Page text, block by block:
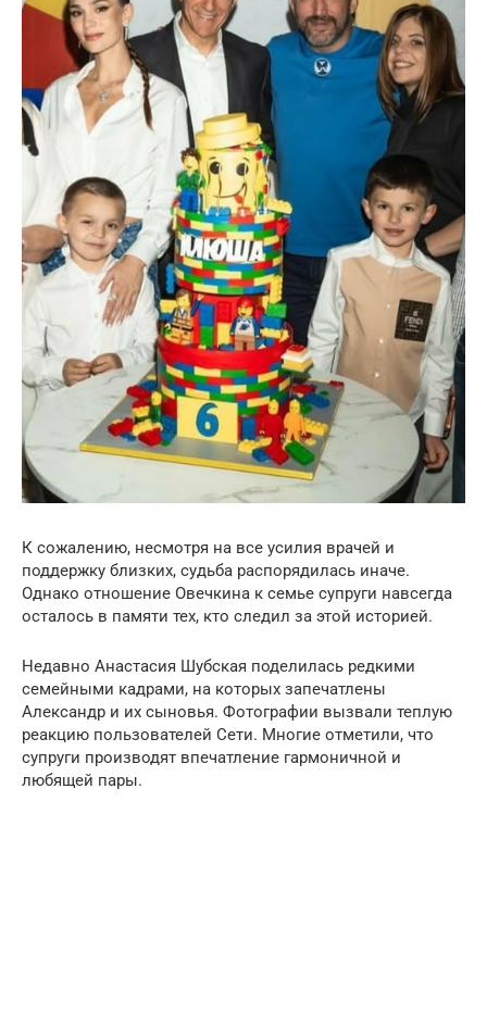
К сожалению, несмотря на все усилия врачей и
поддержку близких, судьба распорядилась иначе.
Однако отношение Овечкина к семье супруги навсегда
осталось в памяти тех, кто следил за этой историей.
Недавно Анастасия Шубская поделилась редкими
семейными кадрами, на которых запечатлены
Александр и их сыновья. Фотографии вызвали теплую
реакцию пользователей Сети. Многие отметили, что
супруги производят впечатление гармоничной и
любящей пары.